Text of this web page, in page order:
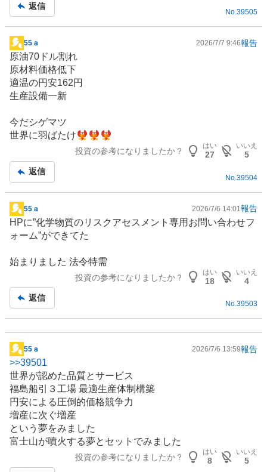
返信
No.39505
掲
示
板
記
事
55ａ 2026/7/7 9:46報告
原油70ドル割れ
原材料価格低下
適温の円安162円
生産設備一新
今だシゲマツ
世界に羽ばたけ🐦‍🔥🐦‍🔥🐦‍🔥
投資の参考になりましたか？
はい
27
いいえ
5
返信
No. 39504
掲
示
板
事
55ａ 2026/7/6 14:01 報告
HPに”化学物質のリスクアセスメント専用お問い合わせフ
ォーム”ができてた
始まりました 法令特需
投資の参考になりましたか？
はい
18
いいえ
4
返信
No.39503
掲
示
板
記
事
55ａ 2026/7/6 13:59報告
>>39501
世界が認めた品質とサービス
福島船引３工場 最適生産体制構築
円安による圧倒的価格競争力
増産に次ぐ増産
という夢をみました
富士山が噴火する夢とセットでみました
投資の参考になりましたか？
はい
8
いいえ
5